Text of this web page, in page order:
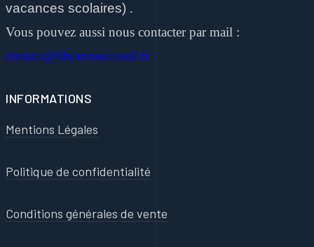
vacances scolaires) .
Vous pouvez aussi nous contacter par mail :
contact@libourneaccueil.fr
INFORMATIONS
Mentions Légales
Politique de confidentialité
Conditions générales de vente